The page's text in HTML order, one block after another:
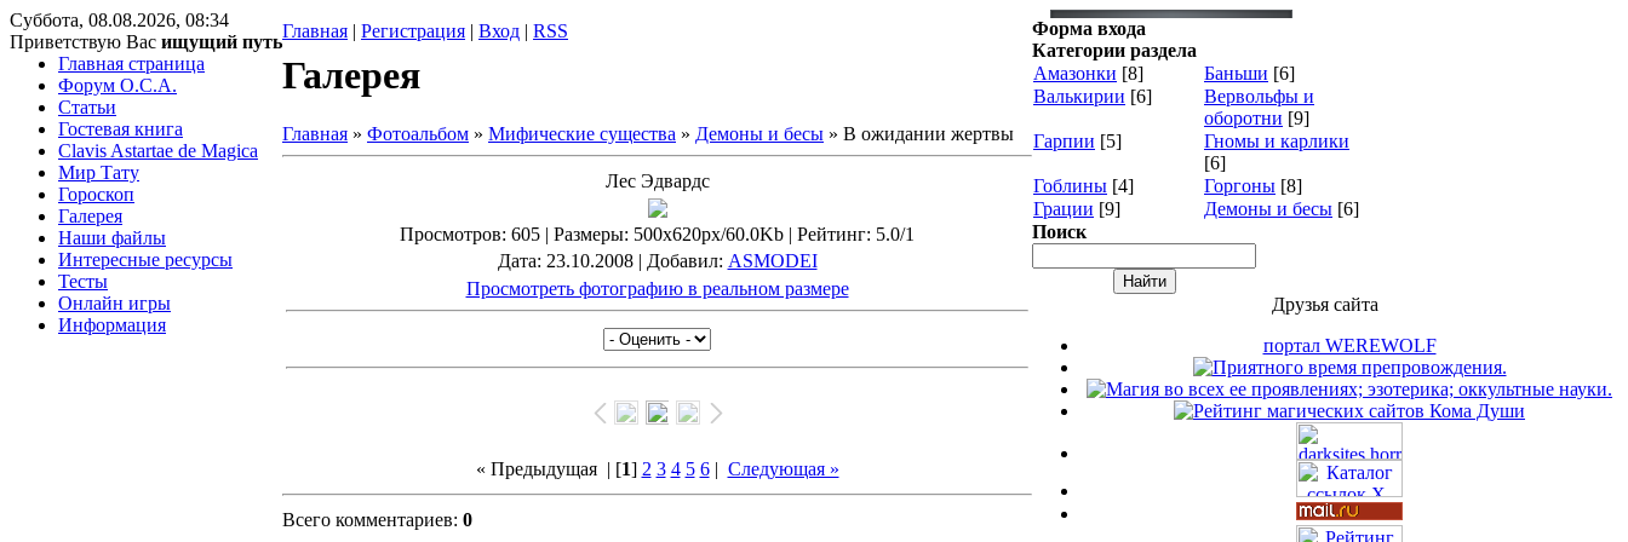
Суббота, 08.08.2026, 08:34
Приветствую Вас ищущий путь
Главная | Регистрация | Вход | RSS
Главная страница
Форум O.C.A.
Статьи
Гостевая книга
Clavis Astartae de Magica
Мир Тату
Гороскоп
Галерея
Наши файлы
Интересные ресурсы
Тесты
Онлайн игры
Информация
Галерея
Главная » Фотоальбом » Мифические существа » Демоны и бесы » В ожидании жертвы
Лес Эдвардс
Просмотров: 605 | Размеры: 500x620px/60.0Kb | Рейтинг: 5.0/1
Дата: 23.10.2008 | Добавил: ASMODEI
Просмотреть фотографию в реальном размере
« Предыдущая| [1] 2 3 4 5 6| Следующая »
Всего комментариев: 0
Форма входа
Категории раздела
Амазонки [8] Баньши [6]
Валькирии [6]
Вервольфы и
оборотни [9]
Гарпии [5]
Гномы и карлики
[6]
Гоблины [4] Горгоны [8]
Грации [9] Демоны и бесы [6]
Поиск
Друзья сайта
портал WEREWOLF